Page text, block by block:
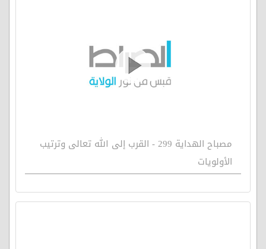
مصباح الهداية 299 - القرب إلى الله تعالى وترتيب
الأولويات